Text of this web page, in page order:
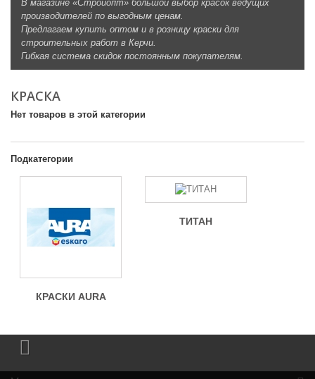
В магазине «Стройопт» большой выбор красок ведущих
производителей по выгодным ценам.
Предлагаем купить оптом и в розницу краски для
строительных работ в Керчи.
Гибкая система скидок постоянным покупателям.
КРАСКА
Нет товаров в этой категории
Подкатегории
КРАСКИ AURA
ТИТАН